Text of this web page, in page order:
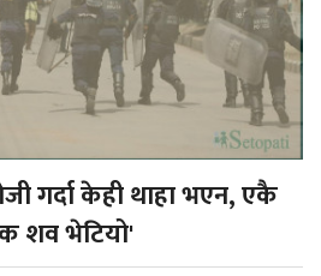
गर्दा केही थाहा भएन, एकै
शव भेटियो'